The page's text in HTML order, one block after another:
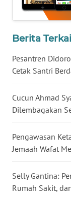
Berita
Pesantren
Cetak Santri
Cucun Ahmad
Dilembagakan
Pengawasan
Jemaah Wafat
Selly Gantina:
Rumah Sakit,
WN
SUMBAR
WN
SUMSEL
WN
BENGKULU
WN
LAMPUNG
WN
JATENG